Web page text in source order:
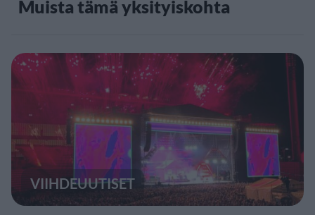
Muista tämä yksityiskohta
VIIHDEUUTISET